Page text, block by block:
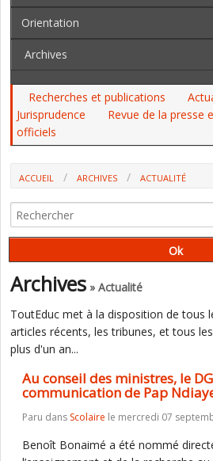
Orientation
Archives
Recherches et publications
Jurisprudence
Revue de la presse
officiels
ACCUEIL ARCHIVES
ACTUALITÉ
PAP NDIAYE
Archives » Actualité
ToutEduc met à la disposition de tous
articles récents, les tribunes, et tous
plus d'un an...
Au conseil des ministres, le
communication de Pap
Paru dans Scolaire le mercredi 07
Benoît Bonaimé a été nommé